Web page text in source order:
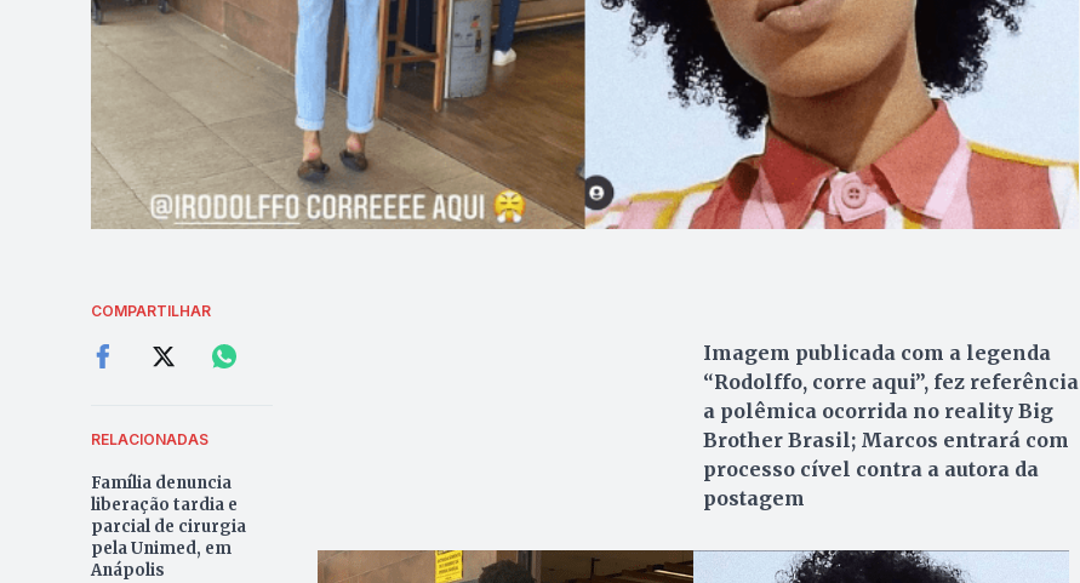
COMPARTILHAR
RELACIONADAS
Família denuncia
liberação tardia e
parcial de cirurgia
pela Unimed, em
Anápolis
Imagem publicada com a legenda
“Rodolffo, corre aqui”, fez referência
a polêmica ocorrida no reality Big
Brother Brasil; Marcos entrará com
processo cível contra a autora da
postagem